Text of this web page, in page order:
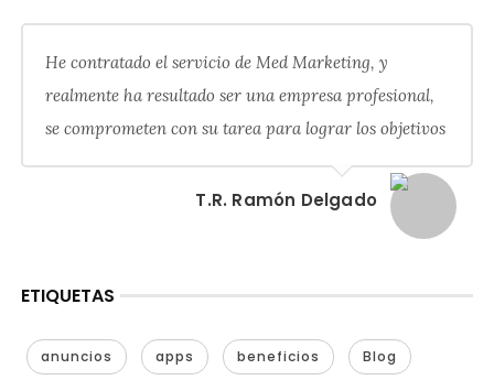
He contratado el servicio de Med Marketing, y
realmente ha resultado ser una empresa profesional,
se comprometen con su tarea para lograr los objetivos
T.R. Ramón Delgado
ETIQUETAS
anuncios apps beneficios Blog